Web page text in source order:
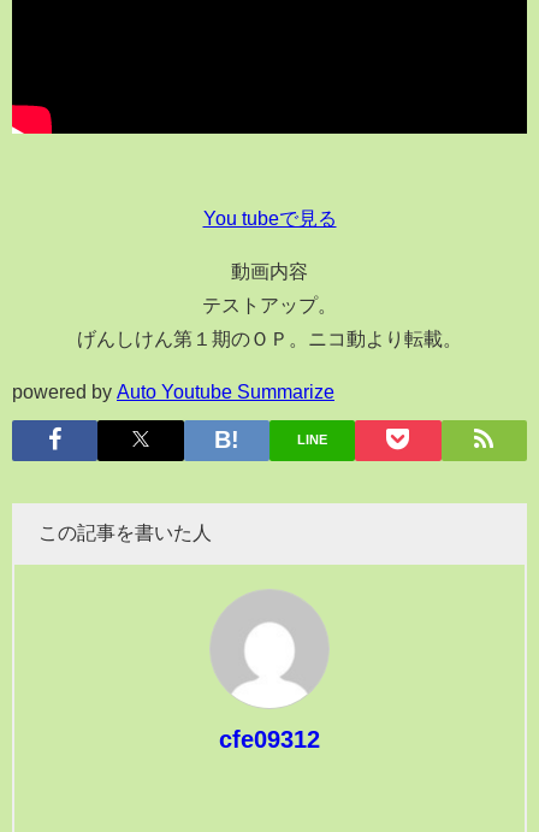
You tubeで見る
動画内容
テストアップ。
げんしけん第１期のＯＰ。ニコ動より転載。
powered by Auto Youtube Summarize
LINE
この記事を書いた人
cfe09312